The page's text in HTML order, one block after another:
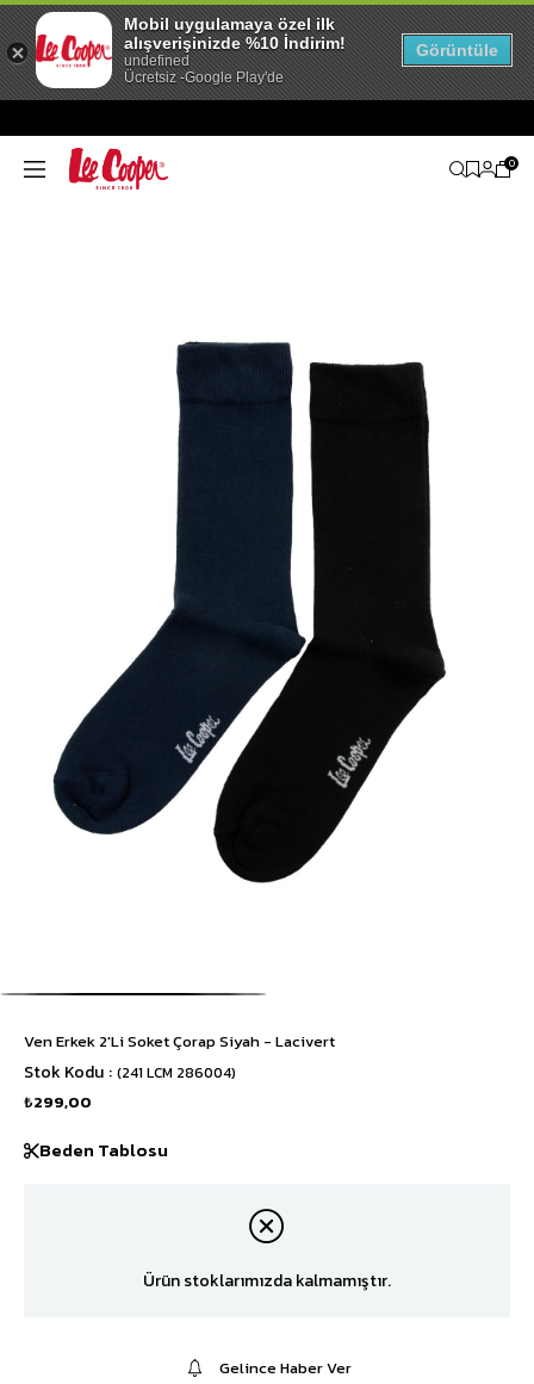
0
Ven Erkek 2'Li Soket Çorap Siyah - Lacivert
Stok Kodu (241 LCM 286004)
₺299,00
Beden Tablosu
Ürün stoklarımızda kalmamıştır.
Gelince Haber Ver
Mobil uygulamaya özel ilk
alışverişinizde %10 İndirim!
undefined
Ücretsiz -Google Play'de
Görüntüle